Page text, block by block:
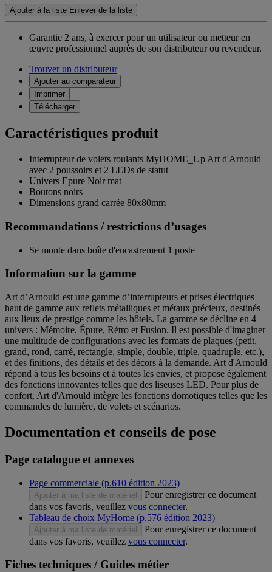
Ajouter à la liste Enlever de la liste
Garantie 2 ans, à exercer pour un utilisateur ou metteur en
œuvre professionnel auprès de son distributeur ou revendeur.
Trouver un distributeur
Ajouter au comparateur
Imprimer
Télécharger
Caractéristiques produit
Interrupteur de volets roulants MyHOME_Up Art d'Arnould
avec 2 poussoirs et 2 LEDs de statut
Univers Epure Noir mat
Boutons noirs
Dimensions grand carrée 80x80mm
Recommandations / restrictions d’usages
Se monte dans boîte d'encastrement 1 poste
Information sur la gamme
Art d’Arnould est une gamme d’interrupteurs et prises électriques
haut de gamme aux reflets métalliques et métaux précieux, destinés
aux lieux de prestige comme les hôtels. La gamme se décline en 4
univers : Mémoire, Épure, Rétro et Fusion. Il est possible d'imaginer
une multitude de configurations avec les formats de plaques (petit,
grand, rond, carré, rectangle, simple, double, triple, quadruple, etc.),
et des finitions, des détails et des décors à la demande. Art d'Arnould
répond à tous les besoins et à toutes les envies, et propose également
des fonctions innovantes telles que des liseuses LED. Pour plus de
confort, Art d'Arnould intègre les fonctions domotiques telles que les
commandes de lumière, de volets et scénarios.
Documentation et conseils de pose
Page catalogue et annexes
Page commerciale (p.610 édition 2023)
Ajouter à ma liste de matériel
Pour enregistrer ce document
dans vos favoris, veuillez vous connecter.
Tableau de choix MyHome (p.576 édition 2023)
Ajouter à ma liste de matériel
Pour enregistrer ce document
dans vos favoris, veuillez vous connecter.
Fiches techniques / Guides métier